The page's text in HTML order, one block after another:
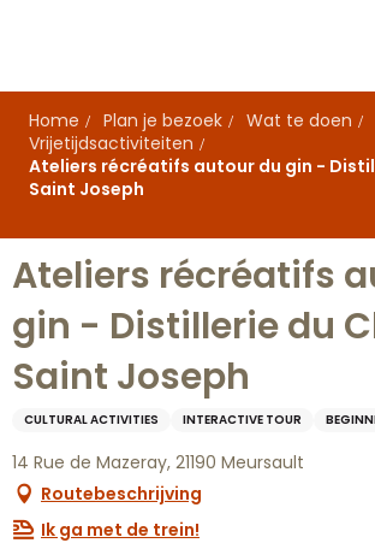
principal
Home
Plan je bezoek
Wat te doen
Vrijetijdsactiviteiten
Ateliers récréatifs autour du gin -
Saint Joseph
Ateliers récréatifs
gin - Distillerie du
Saint Joseph
CULTURAL ACTIVITIES INTERACTIVE TOUR
14 Rue de Mazeray, 21190 Meursault
Routebeschrijving
Ik ga met de trein!